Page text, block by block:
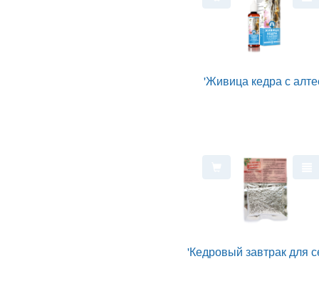
'Живица кедра с
'Кедровый завтрак для